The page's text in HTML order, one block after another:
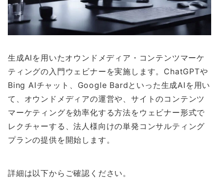
生成AIを用いたオウンドメディア・コンテンツマーケ
ティングの入門ウェビナーを実施します。ChatGPTや
Bing AIチャット、Google Bardといった生成AIを用い
て、オウンドメディアの運営や、サイトのコンテンツ
マーケティングを効率化する方法をウェビナー形式で
レクチャーする、法人様向けの単発コンサルティング
プランの提供を開始します。
詳細は以下からご確認ください。